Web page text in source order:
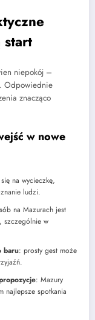
start
niepokój –
Odpowiednie
znacząco
w nowe
na wycieczkę,
ludzi.
na Mazurach jest
szczególnie w
baru: prosty gest może
: Mazury
najlepsze spotkania